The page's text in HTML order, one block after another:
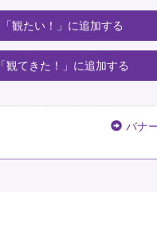
「観たい！」に追加する
「観てきた！」に追加する
バナ